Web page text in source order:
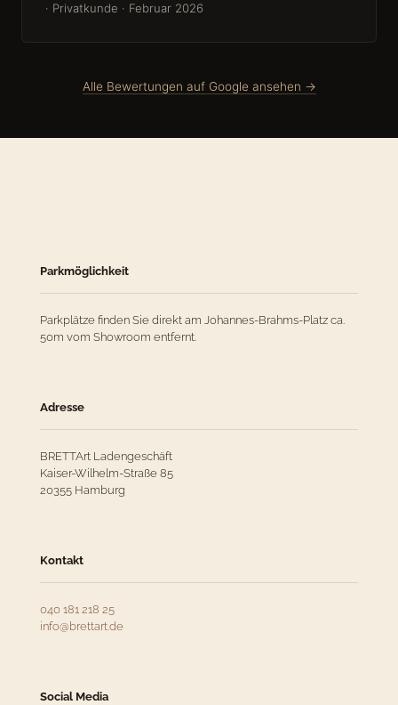
· Privatkunde · Februar 2026
Alle Bewertungen auf Google ansehen →
Parkmöglichkeit
Parkplätze finden Sie direkt am Johannes-Brahms-Platz ca.
50m vom Showroom entfernt.
Adresse
BRETTArt Ladengeschäft
Kaiser-Wilhelm-Straße 85
20355 Hamburg
Kontakt
040 181 218 25
info@brettart.de
Social Media